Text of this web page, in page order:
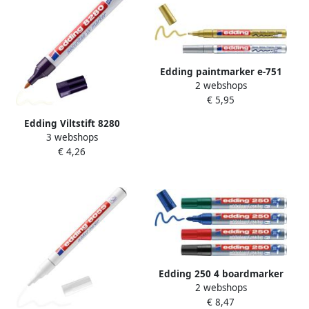
Edding Viltstift 8280
onzichtbaar rond 1.5-3mm
UV blisterà 1 stuk
3 webshops
€ 4,26
Edding paintmarker e-751
Professional blister van 2
stuks goud en zilver
2 webshops
€ 5,95
Edding 250 4 boardmarker
set assorti 4 stuks: zwart
rood blauw groen 1 5-3mm
2 webshops
€ 8,47